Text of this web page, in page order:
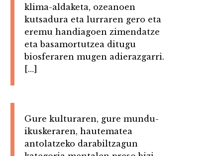
klima-aldaketa, ozeanoen
kutsadura eta lurraren gero eta
eremu handiagoen zimendatze
eta basamortutzea ditugu
biosferaren mugen adierazgarri.
[…]
Gure kulturaren, gure mundu-
ikuskeraren, hautematea
antolatzeko darabiltzagun